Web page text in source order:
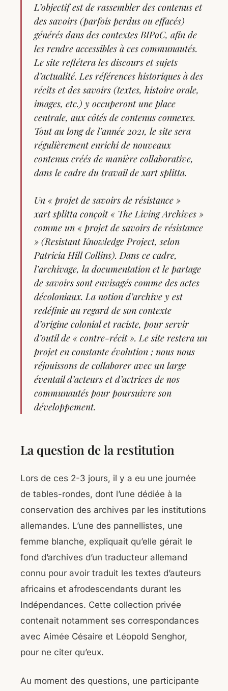
L’objectif est de rassembler des contenus et
des savoirs (parfois perdus ou effacés)
générés dans des contextes BIPoC, afin de
les rendre accessibles à ces communautés.
Le site reflétera les discours et sujets
d’actualité. Les références historiques à des
récits et des savoirs (textes, histoire orale,
images, etc.) y occuperont une place
centrale, aux côtés de contenus connexes.
Tout au long de l’année 2021, le site sera
régulièrement enrichi de nouveaux
contenus créés de manière collaborative,
dans le cadre du travail de xart splitta.
Un « projet de savoirs de résistance »
xart splitta conçoit « The Living Archives »
comme un « projet de savoirs de résistance
» (Resistant Knowledge Project, selon
Patricia Hill Collins). Dans ce cadre,
l’archivage, la documentation et le partage
de savoirs sont envisagés comme des actes
décoloniaux. La notion d’archive y est
redéfinie au regard de son contexte
d’origine colonial et raciste, pour servir
d’outil de « contre-récit ». Le site restera un
projet en constante évolution ; nous nous
réjouissons de collaborer avec un large
éventail d’acteurs et d’actrices de nos
communautés pour poursuivre son
développement.
La question de la restitution
Lors de ces 2-3 jours, il y a eu une journée
de tables-rondes, dont l’une dédiée à la
conservation des archives par les institutions
allemandes. L’une des pannellistes, une
femme blanche, expliquait qu’elle gérait le
fond d’archives d’un traducteur allemand
connu pour avoir traduit les textes d’auteurs
africains et afrodescendants durant les
Indépendances. Cette collection privée
contenait notamment ses correspondances
avec Aimée Césaire et Léopold Senghor,
pour ne citer qu’eux.
Au moment des questions, une participante